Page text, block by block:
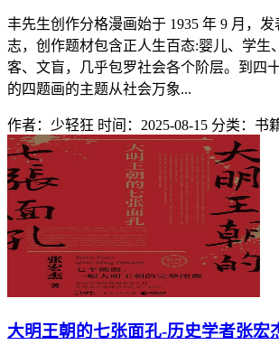
丰先生创作分格漫画始于 1935 年 9 月，
志，创作题材包含正人生百态:婴儿、学生
客、文盲，几乎包罗社会各个阶层。到四
的四题画的主题从社会万象...
作者：少轻狂 时间：2025-08-15 分类：书
大明王朝的七张面孔-历史学者张宏